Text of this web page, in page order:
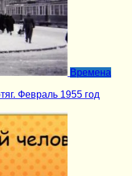
Времена
Февраль 1955 год